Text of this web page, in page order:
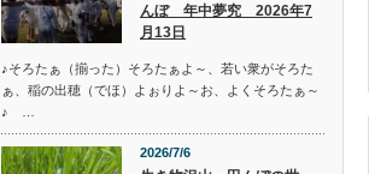
んぼ 年中夢究 2026年7
月13日
♪そろたぁ（揃った）そろたぁよ～、若い衆がそろた
ぁ、稲の出穂（でほ）よぉりよ～お、よくそろたぁ～
♪ …
2026/7/6